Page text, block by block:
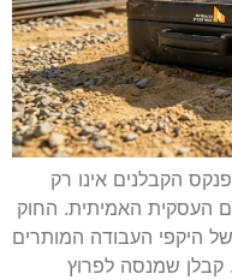
הקבלנים אינו רק
העסקית האמיתית. החוק
היקפי העבודה המותרים
קבלן שמנסה לפרוץ